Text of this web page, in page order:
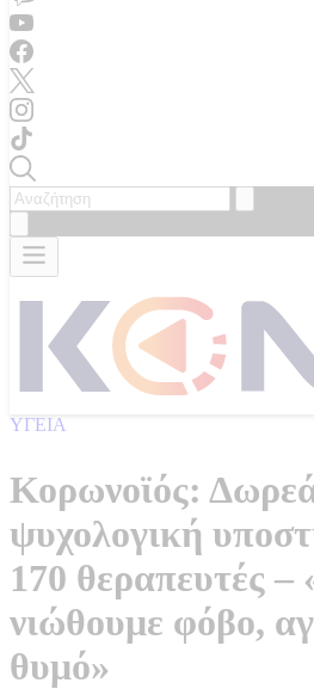
ΥΓΕΙΑ
Κορωνοϊός:
ψυχολογική
170 θεραπευτές –
νιώθουμε φόβο,
θυμό»